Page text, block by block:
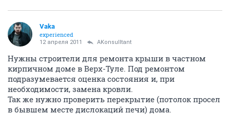
Vaka
experienced
12 апреля 2011 AKonsulltant
Нужны строители для ремонта крыши в частном
кирпичном доме в Верх-Туле. Под ремонтом
подразумевается оценка состояния и, при
необходимости, замена кровли.
Так же нужно проверить перекрытие (потолок просел
в бывшем месте дислокаций печи) дома.